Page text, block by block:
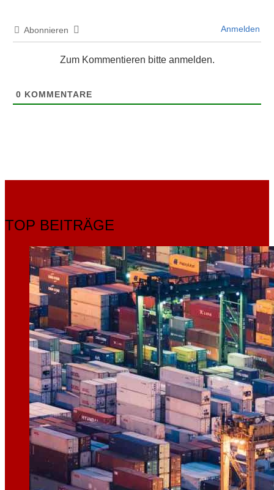
Abonnieren Anmelden
Zum Kommentieren bitte anmelden.
0 KOMMENTARE
TOP BEITRÄGE